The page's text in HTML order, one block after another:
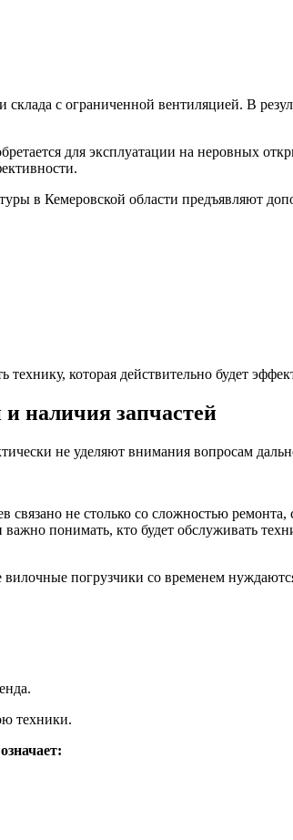
с ограниченной вентиляцией. В
для эксплуатации на неровных
в Кемеровской области предъявляют
которая действительно будет
наличия запчастей
не уделяют внимания вопросам
не столько со сложностью ремонта,
понимать, кто будет обслуживать
погрузчики со временем
техники.